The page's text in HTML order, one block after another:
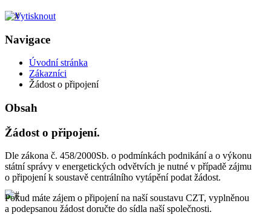
Navigace
Úvodní stránka
Zákazníci
Žádost o připojení
Obsah
Žádost o připojení.
Dle zákona č. 458/2000Sb. o podmínkách podnikání a o výkonu
státní správy v energetických odvětvích je nutné v případě zájmu
o připojení k soustavě centrálního vytápění podat žádost.
Pokud máte zájem o připojení na naší soustavu CZT, vyplněnou
a podepsanou žádost doručte do sídla naší společnosti.